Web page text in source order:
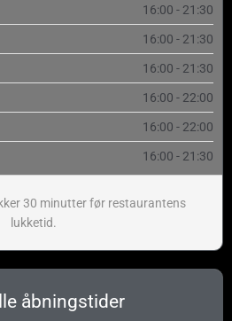
16:00 - 21:30
16:00 - 21:30
16:00 - 21:30
16:00 - 22:00
16:00 - 22:00
16:00 - 21:30
30 minutter før restaurantens
lukketid.
åbningstider